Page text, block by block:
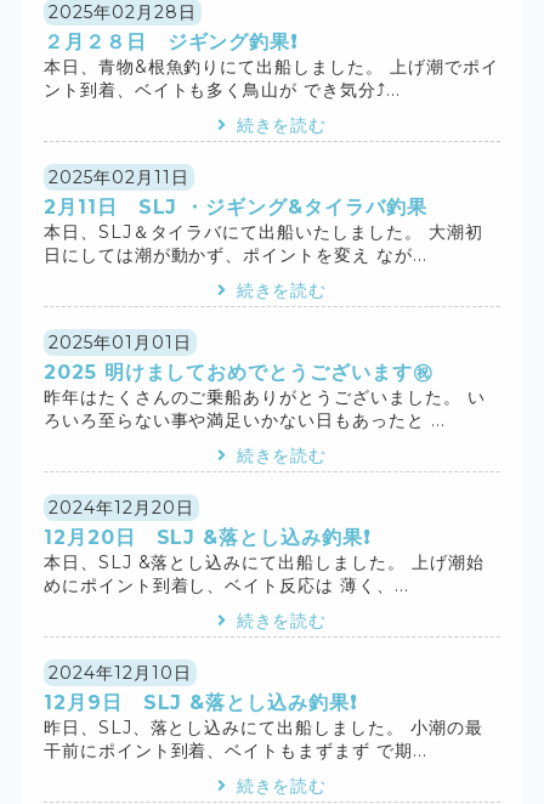
2025年02月28日
２月２８日 ジギング釣果❗️
本日、青物&根魚釣りにて出船しました。 上げ潮でポイ
ント到着、ベイトも多く鳥山が でき気分⤴️...
続きを読む
2025年02月11日
2月11日 SLJ ・ジギング&タイラバ釣果
本日、SLJ＆タイラバにて出船いたしました。 大潮初
日にしては潮が動かず、ポイントを変え なが...
続きを読む
2025年01月01日
2025 明けましておめでとうございます㊗️
昨年はたくさんのご乗船ありがとうございました。 い
ろいろ至らない事や満足いかない日もあったと ...
続きを読む
2024年12月20日
12月20日 SLJ &落とし込み釣果❗️
本日、SLJ &落とし込みにて出船しました。 上げ潮始
めにポイント到着し、ベイト反応は 薄く、...
続きを読む
2024年12月10日
12月9日 SLJ &落とし込み釣果❗️
昨日、SLJ、落とし込みにて出船しました。 小潮の最
干前にポイント到着、ベイトもまずまず で期...
続きを読む